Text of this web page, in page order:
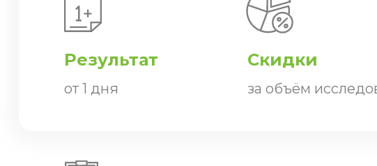
Результат Скидки
от 1 дня за объём